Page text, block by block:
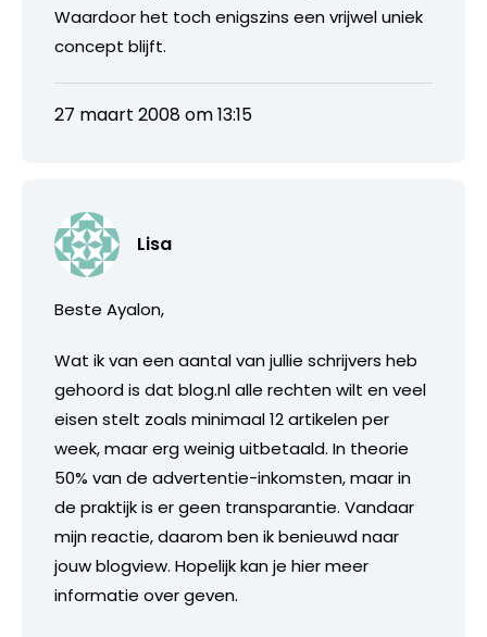
Waardoor het toch enigszins een vrijwel uniek
concept blijft.
27 maart 2008 om 13:15
Lisa
Beste Ayalon,
Wat ik van een aantal van jullie schrijvers heb
gehoord is dat blog.nl alle rechten wilt en veel
eisen stelt zoals minimaal 12 artikelen per
week, maar erg weinig uitbetaald. In theorie
50% van de advertentie-inkomsten, maar in
de praktijk is er geen transparantie. Vandaar
mijn reactie, daarom ben ik benieuwd naar
jouw blogview. Hopelijk kan je hier meer
informatie over geven.